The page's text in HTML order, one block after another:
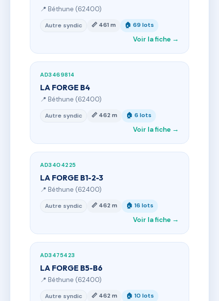
📍 Béthune (62400)
Autre syndic 📏 461 m 🏠 69 lots
Voir la fiche →
AD3469814
LA FORGE B4
📍 Béthune (62400)
Autre syndic 📏 462 m 🏠 6 lots
Voir la fiche →
AD3404225
LA FORGE B1-2-3
📍 Béthune (62400)
Autre syndic 📏 462 m 🏠 16 lots
Voir la fiche →
AD3475423
LA FORGE B5-B6
📍 Béthune (62400)
Autre syndic 📏 462 m 🏠 10 lots